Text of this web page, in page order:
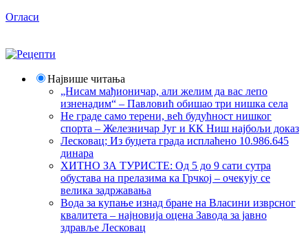
Огласи
Највише читања
„Нисам мађионичар, али желим да вас лепо
изненадим“ – Павловић обишао три нишка села
Не граде само терени, већ будућност нишког
спорта – Железничар Југ и КК Ниш најбољи доказ
Лесковац; Из буџета града исплаћено 10.986.645
динара
ХИТНО ЗА ТУРИСТЕ: Од 5 до 9 сати сутра
обустава на прелазима ка Грчкој – очекују се
велика задржавања
Вода за купање изнад бране на Власини изврсног
квалитета – најновија оцена Завода за јавно
здравље Лесковац